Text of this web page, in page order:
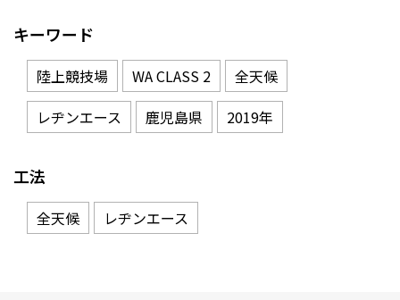
キーワード
陸上競技場 WA CLASS 2
全天候
レヂンエース
鹿児島県 2019年
工法
全天候 レヂンエース